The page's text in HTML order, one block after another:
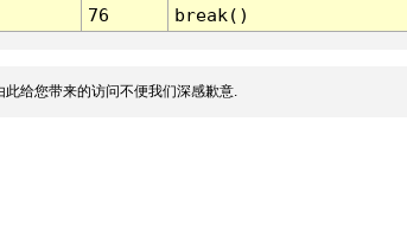
76 break()
给您带来的访问不便我们深感歉意.